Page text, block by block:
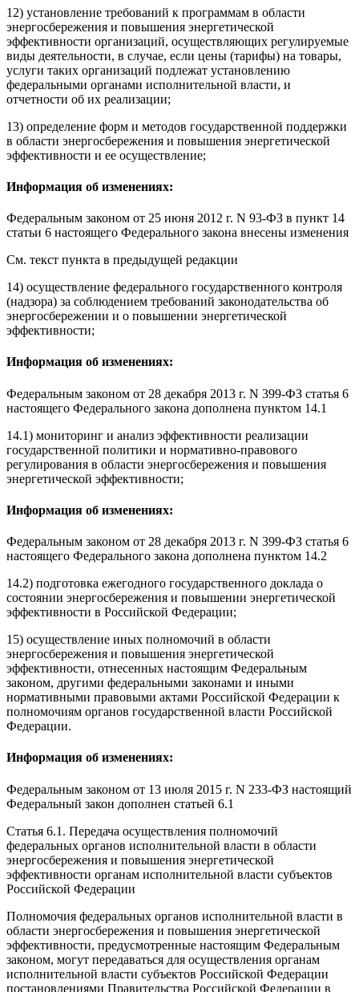
12) установление требований к программам в области
энергосбережения и повышения энергетической
эффективности организаций, осуществляющих регулируемые
виды деятельности, в случае, если цены (тарифы) на товары,
услуги таких организаций подлежат установлению
федеральными органами исполнительной власти, и
отчетности об их реализации;
13) определение форм и методов государственной поддержки
в области энергосбережения и повышения энергетической
эффективности и ее осуществление;
Информация об изменениях:
Федеральным законом от 25 июня 2012 г. N 93-ФЗ в пункт 14
статьи 6 настоящего Федерального закона внесены изменения
См. текст пункта в предыдущей редакции
14) осуществление федерального государственного контроля
(надзора) за соблюдением требований законодательства об
энергосбережении и о повышении энергетической
эффективности;
Информация об изменениях:
Федеральным законом от 28 декабря 2013 г. N 399-ФЗ статья 6
настоящего Федерального закона дополнена пунктом 14.1
14.1) мониторинг и анализ эффективности реализации
государственной политики и нормативно-правового
регулирования в области энергосбережения и повышения
энергетической эффективности;
Информация об изменениях:
Федеральным законом от 28 декабря 2013 г. N 399-ФЗ статья 6
настоящего Федерального закона дополнена пунктом 14.2
14.2) подготовка ежегодного государственного доклада о
состоянии энергосбережения и повышении энергетической
эффективности в Российской Федерации;
15) осуществление иных полномочий в области
энергосбережения и повышения энергетической
эффективности, отнесенных настоящим Федеральным
законом, другими федеральными законами и иными
нормативными правовыми актами Российской Федерации к
полномочиям органов государственной власти Российской
Федерации.
Информация об изменениях:
Федеральным законом от 13 июля 2015 г. N 233-ФЗ настоящий
Федеральный закон дополнен статьей 6.1
Статья 6.1. Передача осуществления полномочий
федеральных органов исполнительной власти в области
энергосбережения и повышения энергетической
эффективности органам исполнительной власти субъектов
Российской Федерации
Полномочия федеральных органов исполнительной власти в
области энергосбережения и повышения энергетической
эффективности, предусмотренные настоящим Федеральным
законом, могут передаваться для осуществления органам
исполнительной власти субъектов Российской Федерации
постановлениями Правительства Российской Федерации в